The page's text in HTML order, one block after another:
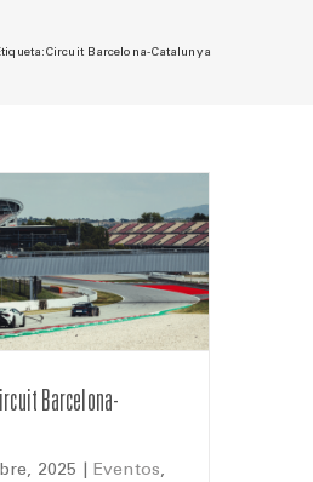
Circuit Barcelona-Catalunya
Barcelona-
2025 Eventos,